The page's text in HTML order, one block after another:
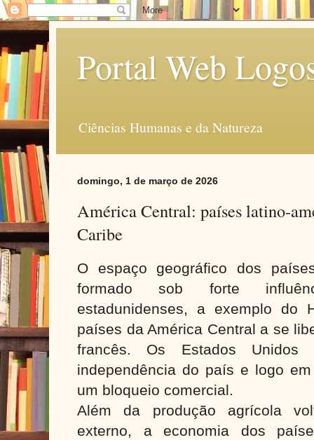
Portal Web
Ciências Humanas e da Natureza
domingo, 1 de março de 2026
América Central: países latino-
Caribe
O espaço geográfico dos
formado sob forte
estadunidenses, a exemplo do
países da América Central a se
francês. Os Estados Unidos
independência do país e logo
um bloqueio comercial.
Além da produção agrícola
externo, a economia dos